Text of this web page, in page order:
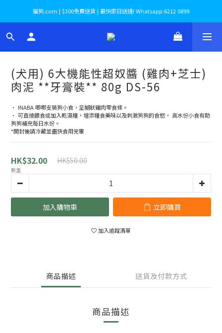
貓狗.com | $300免費送貨 | 最快即日送達! Whatsapp:6212 0899
(犬用) 6大機能性超奴醬 (雞肉+芝士)
肉泥 **牙膏裝** 80g DS-56
• INABA 唧唧支裝狗小食，呈糊狀雞肉零食條。
• 可直接餵食或加入乾濕糧，增添糧食美味以及刺激狗狗的食慾， 高水份小食有助
狗狗補充每日水份。
*開封後請冷藏並盡快食用完畢
HK$32.00 HK$50.00
數量
加入購物車 立即購買
加入追蹤清單
商品描述 送貨及付款方式
商品描述